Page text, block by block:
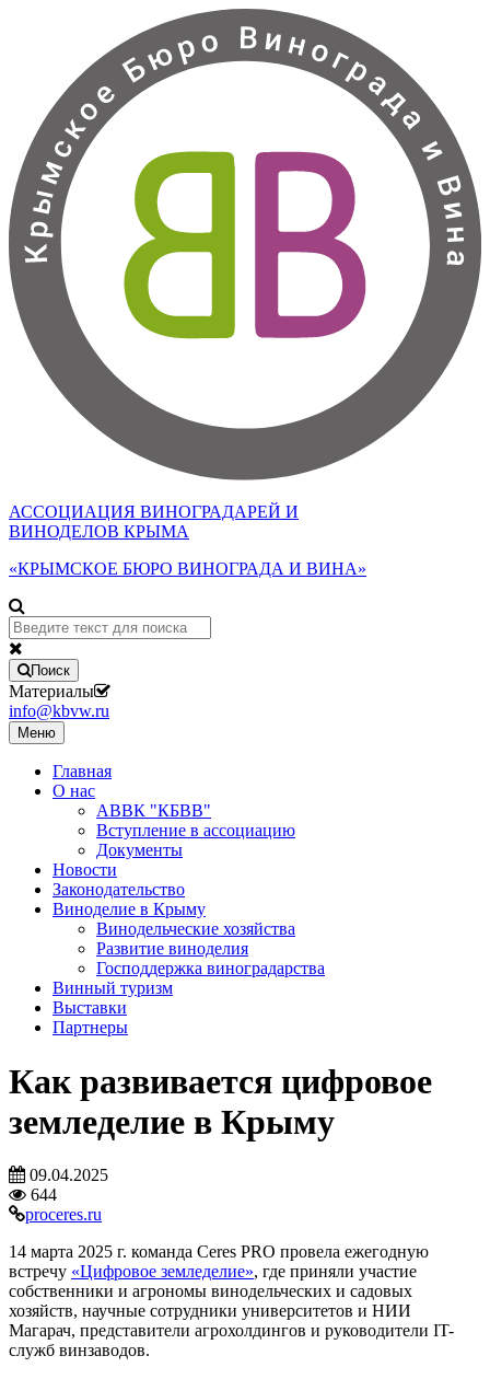
АССОЦИАЦИЯ ВИНОГРАДАРЕЙ И
ВИНОДЕЛОВ КРЫМА
«КРЫМСКОЕ БЮРО ВИНОГРАДА И ВИНА»
Поиск
Материалы
info@kbvw.ru
Меню
Главная
О нас
АВВК "КБВВ"
Вступление в ассоциацию
Документы
Новости
Законодательство
Виноделие в Крыму
Винодельческие хозяйства
Развитие виноделия
Господдержка виноградарства
Винный туризм
Выставки
Партнеры
Как развивается цифровое
земледелие в Крыму
09.04.2025
644
proceres.ru
14 марта 2025 г. команда Ceres PRO провела ежегодную
встречу «Цифровое земледелие», где приняли участие
собственники и агрономы винодельческих и садовых
хозяйств, научные сотрудники университетов и НИИ
Магарач, представители агрохолдингов и руководители IT-
служб винзаводов.